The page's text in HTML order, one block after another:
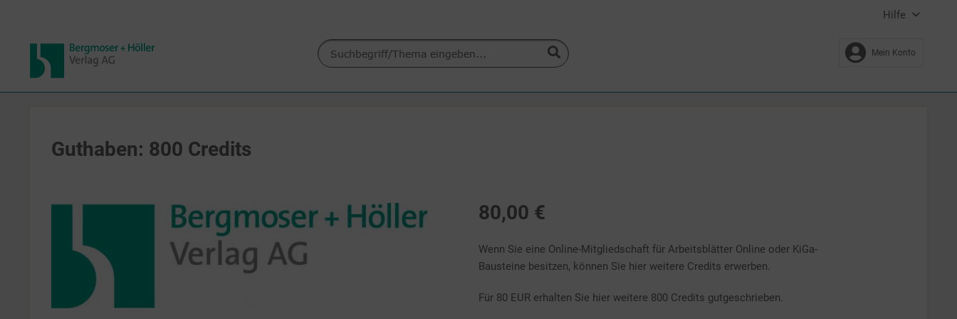
Hilfe
Mein Konto
Guthaben: 800 Credits
80,00 €
Wenn Sie eine Online-Mitgliedschaft für Arbeitsblätter Online oder KiGa-
Bausteine besitzen, können Sie hier weitere Credits erwerben.
Für 80 EUR erhalten Sie hier weitere 800 Credits gutgeschrieben.